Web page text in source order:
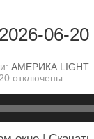
06-20
АМЕРИКА.LIGHT
отключены